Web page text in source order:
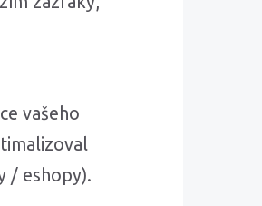
vašeho
/ eshopy).